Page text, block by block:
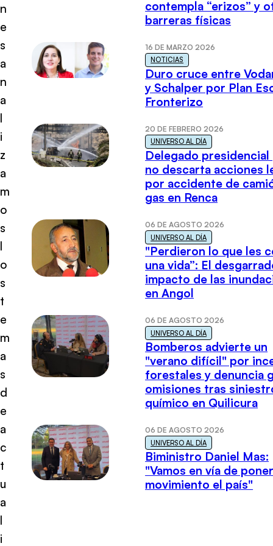
n
e
s
a
n
a
l
i
z
a
m
o
s
l
o
s
t
e
m
a
s
d
e
a
c
t
u
a
l
i
contempla “erizos” y
barreras físicas
16 DE MARZO 2026
NOTICIAS
Duro cruce entre
y Schalper por Plan
Fronterizo
20 DE FEBRERO 2026
UNIVERSO AL DÍA
Delegado presidencial
no descarta acciones
por accidente de
gas en Renca
06 DE AGOSTO 2026
UNIVERSO AL DÍA
"Perdieron lo que les
una vida”: El
impacto de las
en Angol
06 DE AGOSTO 2026
UNIVERSO AL DÍA
Bomberos advierte un
"verano difícil" por
forestales y denuncia
omisiones tras
químico en Quilicura
06 DE AGOSTO 2026
UNIVERSO AL DÍA
Biministro Daniel Mas:
"Vamos en vía de
movimiento el país"